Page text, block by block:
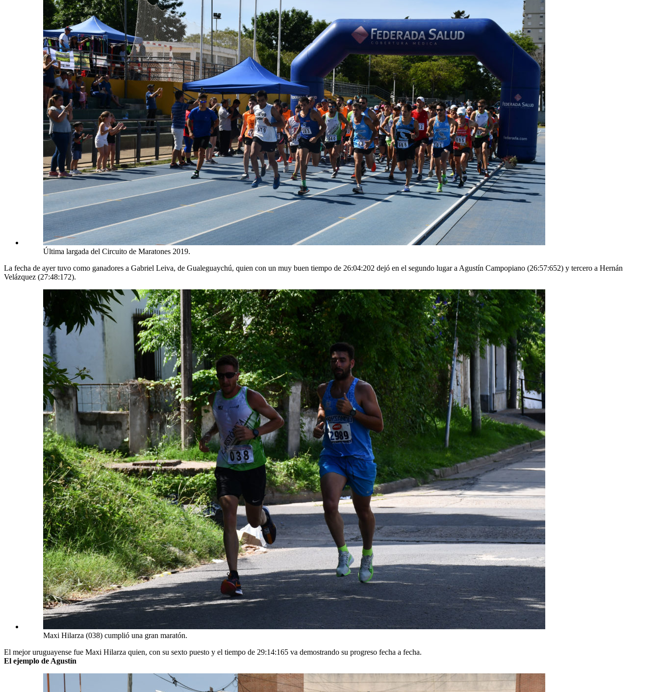
Última largada del Circuito de Maratones 2019.
La fecha de ayer tuvo como ganadores a Gabriel Leiva, de Gualeguaychú, quien con un muy buen tiempo de 26:04:202 dejó en el segundo lugar a Agustín Campopiano (26:57:652) y tercero a Hernán
Velázquez (27:48:172).
Maxi Hilarza (038) cumplió una gran maratón.
El mejor uruguayense fue Maxi Hilarza quien, con su sexto puesto y el tiempo de 29:14:165 va demostrando su progreso fecha a fecha.
El ejemplo de Agustín